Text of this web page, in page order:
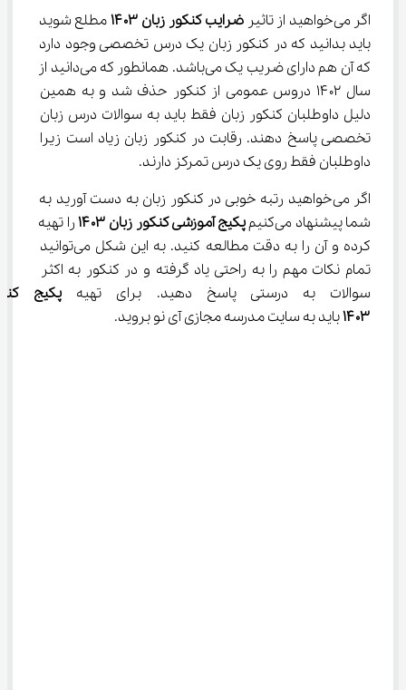
اگر می‌خواهید از تاثیر ضرایب کنکور زبان ۱۴۰۳ مطلع شوید
باید بدانید که در کنکور زبان یک درس تخصصی وجود دارد
که آن هم دارای ضریب یک می‌باشد. همانطور که می‌دانید از
سال ۱۴۰۲ دروس عمومی از کنکور حذف شد و به همین
دلیل داوطلبان کنکور زبان فقط باید به سوالات درس زبان
تخصصی پاسخ دهند. رقابت در کنکور زبان زیاد است زیرا
داوطلبان فقط روی یک درس تمرکز دارند.
اگر می‌خواهید رتبه خوبی در کنکور زبان به دست آورید به
شما پیشنهاد می‌کنیم
پکیج آموزشی کنکور زبان ۱۴۰۳ را تهیه
کرده و آن را به دقت مطالعه کنید. به این شکل می‌توانید
تمام نکات مهم را به راحتی یاد گرفته و در کنکور به اکثر
سوالات به درستی پاسخ دهید. برای تهیه پکیج
۱۴۰۳ باید به سایت مدرسه مجازی آی نو بروید.